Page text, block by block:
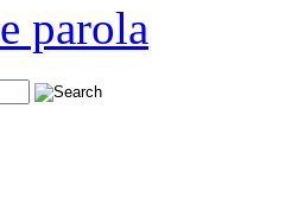
parola